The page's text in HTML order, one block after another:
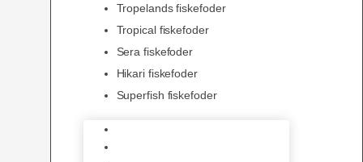
Tropelands fiskefoder
Tropical fiskefoder
Sera fiskefoder
Hikari fiskefoder
Superfish fiskefoder